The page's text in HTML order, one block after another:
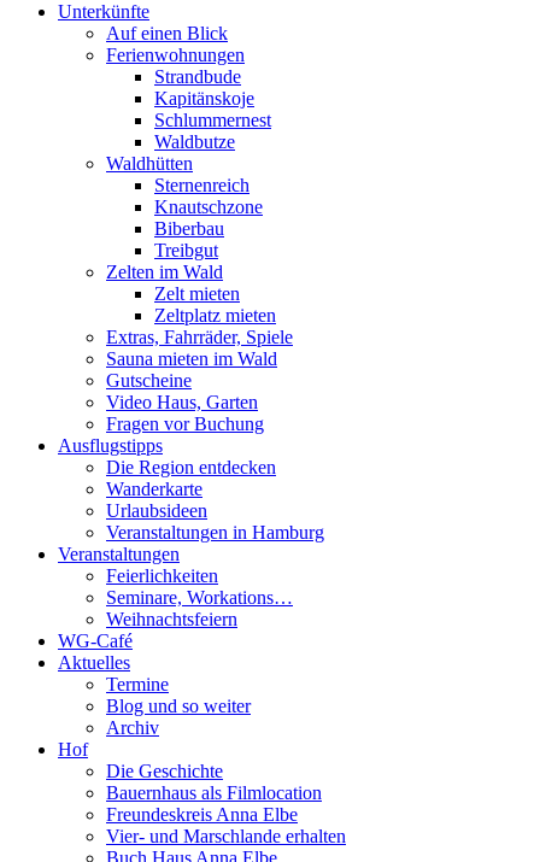
Unterkünfte
Auf einen Blick
Ferienwohnungen
Strandbude
Kapitänskoje
Schlummernest
Waldbutze
Waldhütten
Sternenreich
Knautschzone
Biberbau
Treibgut
Zelten im Wald
Zelt mieten
Zeltplatz mieten
Extras, Fahrräder, Spiele
Sauna mieten im Wald
Gutscheine
Video Haus, Garten
Fragen vor Buchung
Ausflugstipps
Die Region entdecken
Wanderkarte
Urlaubsideen
Veranstaltungen in Hamburg
Veranstaltungen
Feierlichkeiten
Seminare, Workations…
Weihnachtsfeiern
WG-Café
Aktuelles
Termine
Blog und so weiter
Archiv
Hof
Die Geschichte
Bauernhaus als Filmlocation
Freundeskreis Anna Elbe
Vier- und Marschlande erhalten
Buch Haus Anna Elbe